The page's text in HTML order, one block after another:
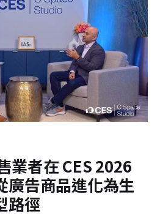
業者在 CES 2026
廣告商品進化為生
路徑